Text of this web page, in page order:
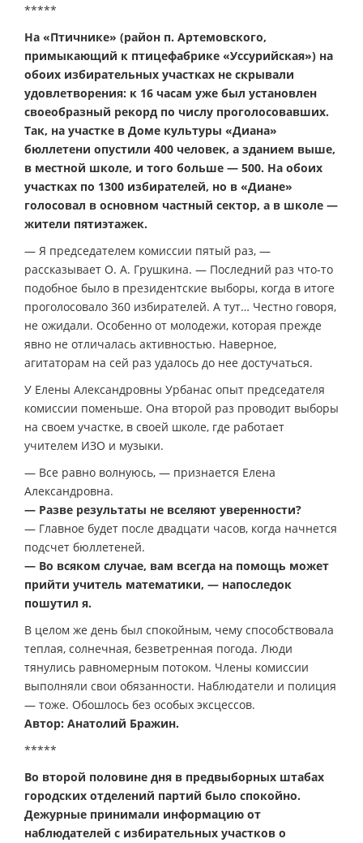
*****
На «Птичнике» (район п. Артемовского,
примыкающий к птицефабрике «Уссурийская») на
обоих избирательных участках не скрывали
удовлетворения: к 16 часам уже был установлен
своеобразный рекорд по числу проголосовавших.
Так, на участке в Доме культуры «Диана»
бюллетени опустили 400 человек, а зданием выше,
в местной школе, и того больше — 500. На обоих
участках по 1300 избирателей, но в «Диане»
голосовал в основном частный сектор, а в школе —
жители пятиэтажек.
— Я председателем комиссии пятый раз, —
рассказывает О. А. Грушкина. — Последний раз что-то
подобное было в президентские выборы, когда в итоге
проголосовало 360 избирателей. А тут… Честно говоря,
не ожидали. Особенно от молодежи, которая прежде
явно не отличалась активностью. Наверное,
агитаторам на сей раз удалось до нее достучаться.
У Елены Александровны Урбанас опыт председателя
комиссии поменьше. Она второй раз проводит выборы
на своем участке, в своей школе, где работает
учителем ИЗО и музыки.
— Все равно волнуюсь, — признается Елена
Александровна.
— Разве результаты не вселяют уверенности?
— Главное будет после двадцати часов, когда начнется
подсчет бюллетеней.
— Во всяком случае, вам всегда на помощь может
прийти учитель математики, — напоследок
пошутил я.
В целом же день был спокойным, чему способствовала
теплая, солнечная, безветренная погода. Люди
тянулись равномерным потоком. Члены комиссии
выполняли свои обязанности. Наблюдатели и полиция
— тоже. Обошлось без особых эксцессов.
Автор: Анатолий Бражин.
*****
Во второй половине дня в предвыборных штабах
городских отделений партий было спокойно.
Дежурные принимали информацию от
наблюдателей с избирательных участков о